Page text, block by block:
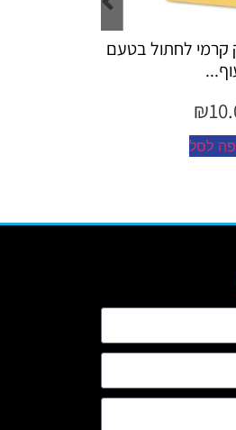
Creamy – שלוק קרמי לחתול לטיפול
10.00
הוספה לסל